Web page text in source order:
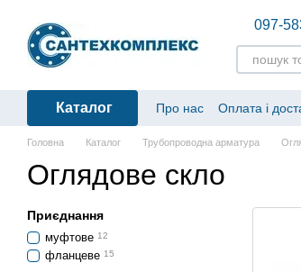
097-
Каталог Про нас Оплата і
Головна Каталог Трубопроводна арматура
Оглядове скло
Приєднання
муфтове 12
фланцеве 15